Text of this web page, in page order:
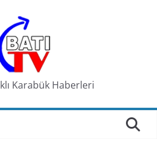
Karabük Haberleri